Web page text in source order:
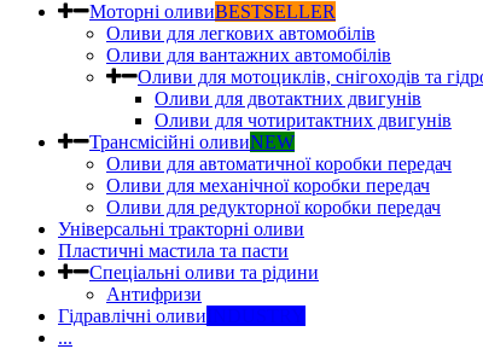
Моторні оливиBESTSELLER
Оливи для легкових автомобілів
Оливи для вантажних автомобілів
Оливи для мотоциклів, снігоходів та
Оливи для двотактних двигунів
Оливи для чотиритактних двигунів
Трансмісійні оливиNEW
Оливи для автоматичної коробки передач
Оливи для механічної коробки передач
Оливи для редукторної коробки передач
Універсальні тракторні оливи
Пластичні мастила та пасти
Спеціальні оливи та рідини
Антифризи
Гідравлічні оливи
...